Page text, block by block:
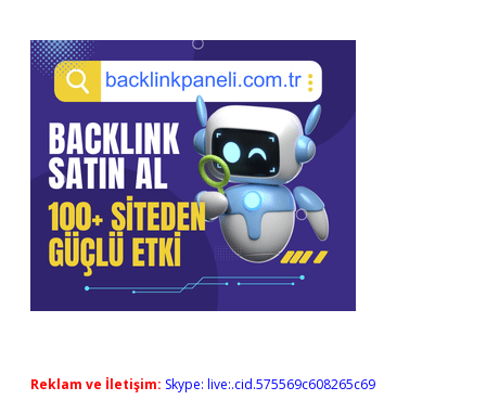
Reklam ve İletişim: Skype: live:.cid.575569c608265c69